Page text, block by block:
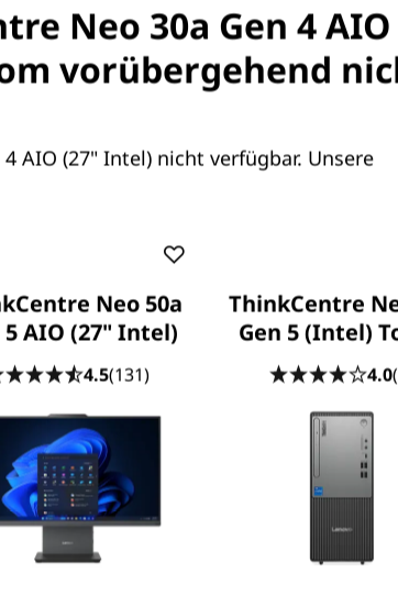
PC,
®
und
Neo 30a Gen 4 AIO
vorübergehend
AIO (27" Intel) nicht verfügbar. Unsere
Neo 50a
5 AIO (27" Intel)
4.5(131)
ThinkCentre
Gen 5 (Intel)
4.0